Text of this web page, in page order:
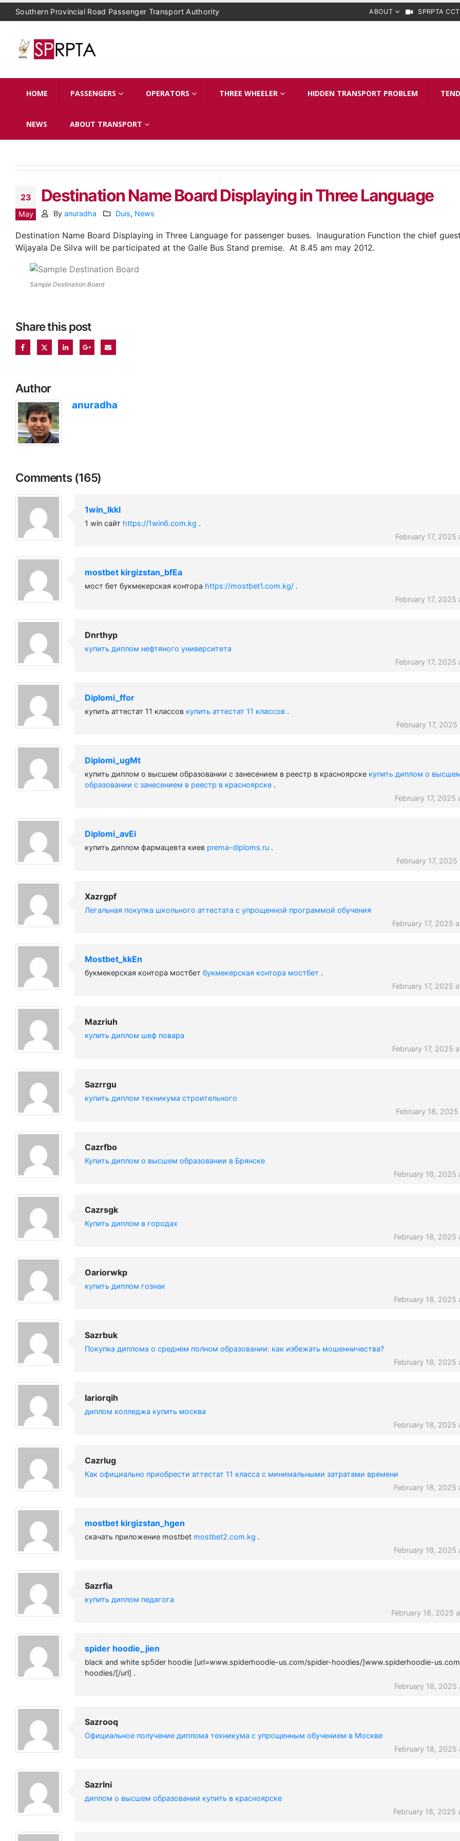
Southern Provincial Road Passenger Transport Authority ABOUT SPRPTA
HOME PASSENGERS OPERATORS THREE WHEELER HIDDEN TRANSPORT PROBLEM
NEWS ABOUT TRANSPORT
23
May
Destination Name Board Displaying in Three Language
By anuradha Duis, News
Destination Name Board Displaying in Three Language for passenger buses. Inauguration Function the chief
Wijayala De Silva will be participated at the Galle Bus Stand premise. At 8.45 am may 2012.
Sample Destination Board
Share this post
Author
anuradha
Comments (165)
1win_lkkl
1 win сайт https://1win6.com.kg .
February 17, 2025
mostbet kirgizstan_bfEa
мост бет букмекерская контора https://mostbet1.com.kg/ .
February 17, 2025
Dnrthyp
купить диплом нефтяного университета
February 17, 2025
Diplomi_ffor
купить аттестат 11 классов купить аттестат 11 классов .
February 17,
Diplomi_ugMt
купить диплом о высшем образовании с занесением в реестр в красноярске купить диплом о
образовании с занесением в реестр в красноярске .
February 17, 2025
Diplomi_avEi
купить диплом фармацевта киев prema-diploms.ru .
February 17,
Xazrgpf
Легальная покупка школьного аттестата с упрощенной программой обучения
February 17, 2025
Mostbet_kkEn
букмекерская контора мостбет букмекерская контора мостбет .
February 17, 2025
Mazriuh
купить диплом шеф повара
February 17, 2025
Sazrrgu
купить диплом техникума строительного
February 18, 2025
Cazrfbo
Купить диплом о высшем образовании в Брянске
February 18, 2025
Cazrsgk
Купить диплом в городах
February 18, 2025
Oariorwkp
купить диплом гознак
February 18, 2025
Sazrbuk
Покупка диплома о среднем полном образовании: как избежать мошенничества?
February 18, 2025
Iariorqih
диплом колледжа купить москва
February 18, 2025
Cazrlug
Как официально приобрести аттестат 11 класса с минимальными затратами времени
February 18, 2025
mostbet kirgizstan_hgen
скачать приложение mostbet mostbet2.com.kg .
February 18, 2025
Sazrfla
купить диплом педагога
February 18, 2025
spider hoodie_jien
black and white sp5der hoodie [url=www.spiderhoodie-us.com/spider-hoodies/]www.spiderhoodie-
hoodies/[/url] .
February 18, 2025
Sazrooq
Официальное получение диплома техникума с упрощенным обучением в Москве
February 18, 2025
Sazrlni
диплом о высшем образовании купить в красноярске
February 18, 2025